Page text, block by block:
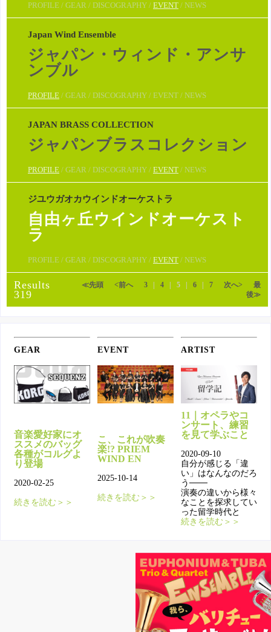
PROFILE / GEAR / DISCOGRAPHY / EVENT / NEWS
Japan Wind Ensemble
ジャパン・ウィンド・アンサ
ンブル
PROFILE / GEAR / DISCOGRAPHY / EVENT / NEWS
JAPAN BRASS COLLECTION
ジャパンブラスコレクション
PROFILE / GEAR / DISCOGRAPHY / EVENT / NEWS
ジユウガオカウインドオーケストラ
自由ヶ丘ウインドオーケスト
ラ
PROFILE / GEAR / DISCOGRAPHY / EVENT / NEWS
Results
319
≪先頭 <前へ 3 4 5 6 7 次へ>
最
後≫
GEAR EVENT ARTIST
音楽愛好家にオ
ススメのバッグ
各種がコルグよ
り登場
2020-02-25
続きを読む＞＞
こ、これが吹奏
楽!? PRIEM
WIND EN
2025-10-14
続きを読む＞＞
11｜オペラやコ
ンサート、練習
を見て学ぶこと
2020-09-10
自分が感じる「違
い」はなんなのだろ
う───
演奏の違いから様々
なことを探求してい
った留学時代と
続きを読む＞＞